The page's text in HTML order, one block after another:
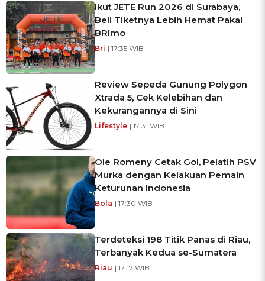
Ikut JETE Run 2026 di Surabaya,
Beli Tiketnya Lebih Hemat Pakai
BRImo
Bri | 17:35 WIB
Review Sepeda Gunung Polygon
Xtrada 5, Cek Kelebihan dan
Kekurangannya di Sini
Lifestyle | 17:31 WIB
Ole Romeny Cetak Gol, Pelatih PSV
Murka dengan Kelakuan Pemain
Keturunan Indonesia
Bola | 17:30 WIB
Terdeteksi 198 Titik Panas di Riau,
Terbanyak Kedua se-Sumatera
Riau | 17:17 WIB